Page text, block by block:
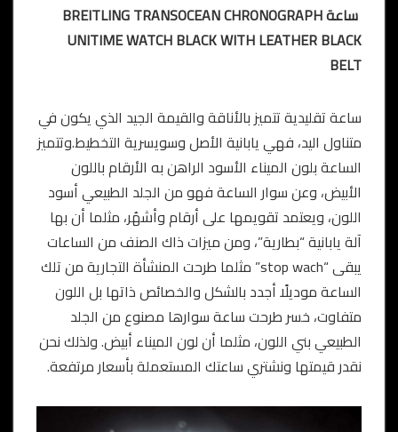
ساعة BREITLING TRANSOCEAN CHRONOGRAPH
UNITIME WATCH BLACK WITH LEATHER BLACK
BELT
ساعة تقليدية تتميز بالأناقة والقيمة الجيد الذي يكون في
متناول اليد، فهي يابانية الأصل وسويسرية التخطيط.وتتميز
الساعة بلون الميناء الأسود الراهن به الأرقام باللون
الأبيض، وعن سوار الساعة فهو من الجلد الطبيعي أسود
اللون، ويعتمد تقويمها على أرقام وأشهُر، مثلما أن بها
آلة يابانية “بطارية”، ومن ميزات ذاك الصنف من الساعات
يبقى “stop wach” مثلما طرحت المنشأة التجارية من تلك
الساعة موديلًا أجدد بالشكل والخصائص ذاتها بل اللون
متفاوت، خسر طرحت ساعة سوارها مصنوع من الجلد
الطبيعي بني اللون، مثلما أن لون الميناء أبيض. ولذلك نحن
نقدر قيمتها ونشتري ساعتك المستعملة بأسعار مرتفعة.